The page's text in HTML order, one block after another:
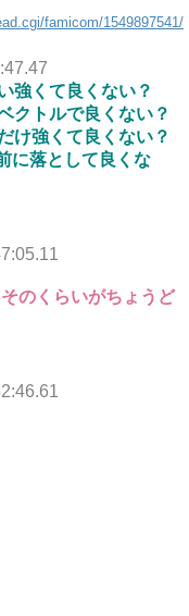
famicom/1549897541/
強くて良くない？
クトルで良くない？
け強くて良くない？
に落として良くな
のくらいがちょうど